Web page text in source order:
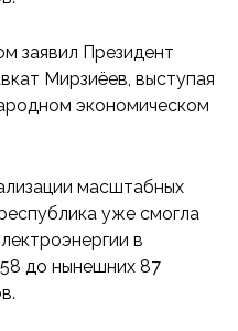
заявил Президент
Мирзиёев, выступая
экономическом
масштабных
уже смогла
в
до нынешних 87